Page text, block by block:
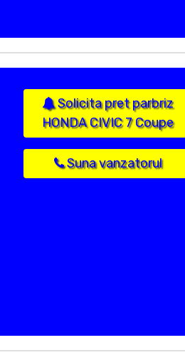
Solicita pret parbriz
HONDA CIVIC 7 Coupe
Suna vanzatorul